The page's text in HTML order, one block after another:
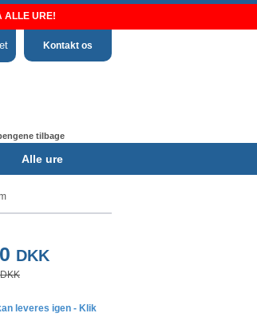
ALLE URE!
Kontakt os
tilbage
Alle ure
DKK
leveres igen - Klik